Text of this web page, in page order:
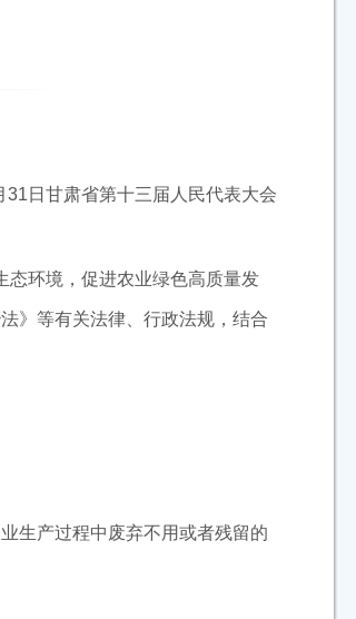
日甘肃省第十三届人民代表大会
环境，促进农业绿色高质量发
》等有关法律、行政法规，结合
产过程中废弃不用或者残留的